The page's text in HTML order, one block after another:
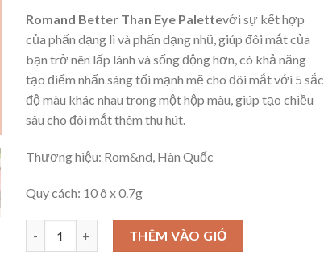
Romand Better Than Eye Palettevới sự kết hợp
của phấn dạng lì và phấn dạng nhũ, giúp đôi mắt của
bạn trở nên lấp lánh và sống động hơn, có khả năng
tạo điểm nhấn sáng tối mạnh mẽ cho đôi mắt với 5 sắc
độ màu khác nhau trong một hộp màu, giúp tạo chiều
sâu cho đôi mắt thêm thu hút.
Thương hiệu: Rom&nd, Hàn Quốc
Quy cách: 10 ô x 0.7g
THÊM VÀO GIỎ